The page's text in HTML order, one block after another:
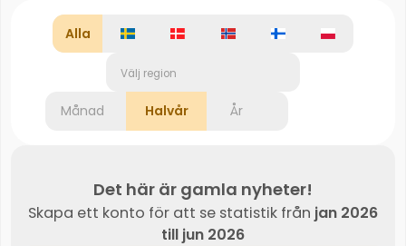
Alla
Välj region
Månad Halvår År
Det här är gamla nyheter!
Skapa ett konto för att se statistik från jan 2026
till jun 2026